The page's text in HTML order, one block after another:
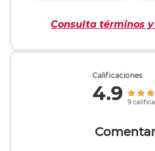
Consulta términos
Calificaciones
4.9 9